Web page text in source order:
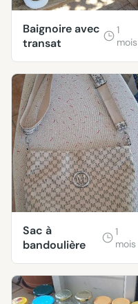
Baignoire avec
transat
1
mois
Sac à
bandoulière
1
mois